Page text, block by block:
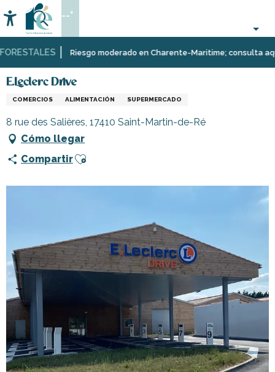
au
contenu
principal
Riesgo moderado en Charente-Maritime; consulta
Accessibilité
Buscar
--°
Página Web InfórmeseTiendasE.Leclerc Drive
E.Leclerc Drive
COMERCIOS ALIMENTACIÓN SUPERMERCADO
8 rue des Salières, 17410 Saint-Martin-de-Ré
Cómo llegar
CompartirAjouter aux favoris